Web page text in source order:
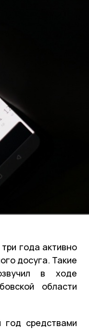
года активно
досуга. Такие
в ходе
области
средствами